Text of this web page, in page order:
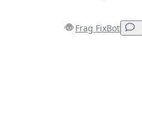
Frag FixBot